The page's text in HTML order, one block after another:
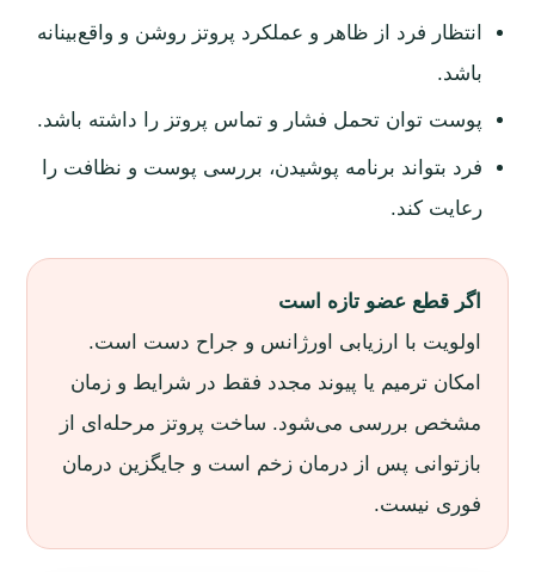
انتظار فرد از ظاهر و عملکرد پروتز روشن و واقع‌بینانه
باشد.
پوست توان تحمل فشار و تماس پروتز را داشته باشد.
فرد بتواند برنامه پوشیدن، بررسی پوست و نظافت را
رعایت کند.
اگر قطع عضو تازه است
اولویت با ارزیابی اورژانس و جراح دست است.
امکان ترمیم یا پیوند مجدد فقط در شرایط و زمان
مشخص بررسی می‌شود. ساخت پروتز مرحله‌ای از
بازتوانی پس از درمان زخم است و جایگزین درمان
فوری نیست.